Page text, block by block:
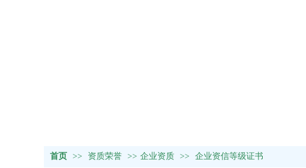
首页 >> 资质荣誉 >> 企业资质 >> 企业资信等级证书